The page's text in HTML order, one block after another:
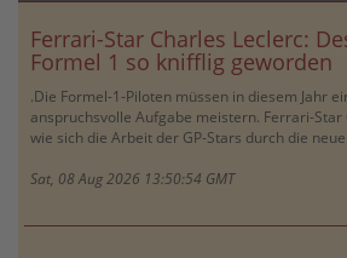
Ferrari-Star Charles Leclerc:
Formel 1 so knifflig geworden
.Die Formel-1-Piloten müssen in diesem Jahr
anspruchsvolle Aufgabe meistern. Ferrari-
wie sich die Arbeit der GP-Stars durch die
Sat, 08 Aug 2026 13:50:54 GMT